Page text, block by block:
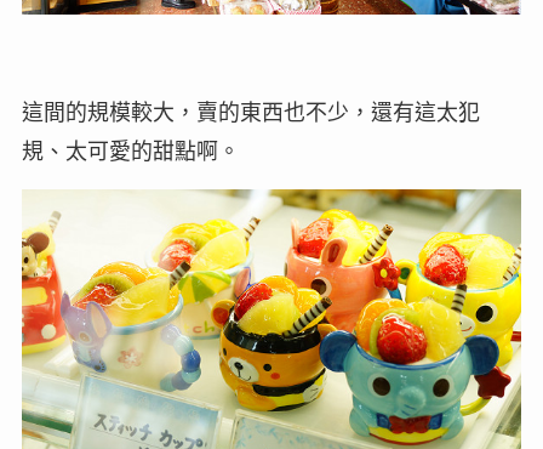
這間的規模較大，賣的東西也不少，還有這太犯
規、太可愛的甜點啊。